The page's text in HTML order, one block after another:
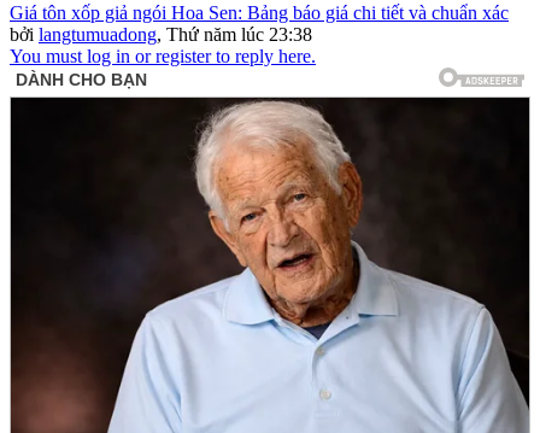
Giá tôn xốp giả ngói Hoa Sen: Bảng báo giá chi tiết và chuẩn xác
bởi langtumuadong, Thứ năm lúc 23:38
You must log in or register to reply here.